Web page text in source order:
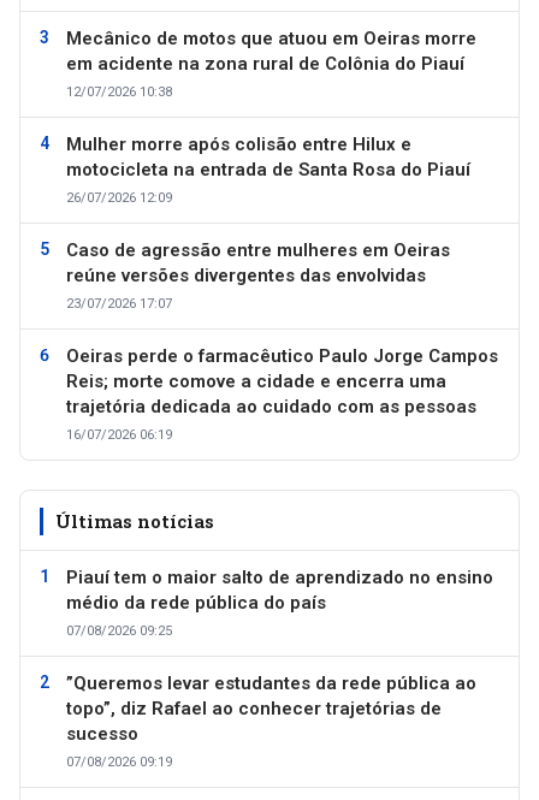
Mecânico de motos que atuou em Oeiras morre
em acidente na zona rural de Colônia do Piauí
12/07/2026 10:38
Mulher morre após colisão entre Hilux e
motocicleta na entrada de Santa Rosa do Piauí
26/07/2026 12:09
Caso de agressão entre mulheres em Oeiras
reúne versões divergentes das envolvidas
23/07/2026 17:07
Oeiras perde o farmacêutico Paulo Jorge Campos
Reis; morte comove a cidade e encerra uma
trajetória dedicada ao cuidado com as pessoas
16/07/2026 06:19
Últimas notícias
Piauí tem o maior salto de aprendizado no ensino
médio da rede pública do país
07/08/2026 09:25
”Queremos levar estudantes da rede pública ao
topo”, diz Rafael ao conhecer trajetórias de
sucesso
07/08/2026 09:19